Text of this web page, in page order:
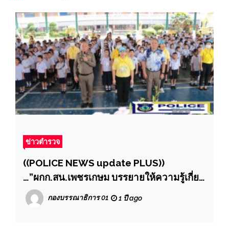
ข่าวตำรวจ
((POLICE NEWS update PLUS))
…”ผกก.สน.เพชรเกษม บรรยายให้ความรู้เกี่ยว
กับการป้องกันและแก้ไขปัญหายาเสพติดและ
บุหรี่ไฟฟ้า และถ่ายทอดนำวิธีเอาตัวรอดให้
กองบรรณาธิการ 01 1 ปี ago